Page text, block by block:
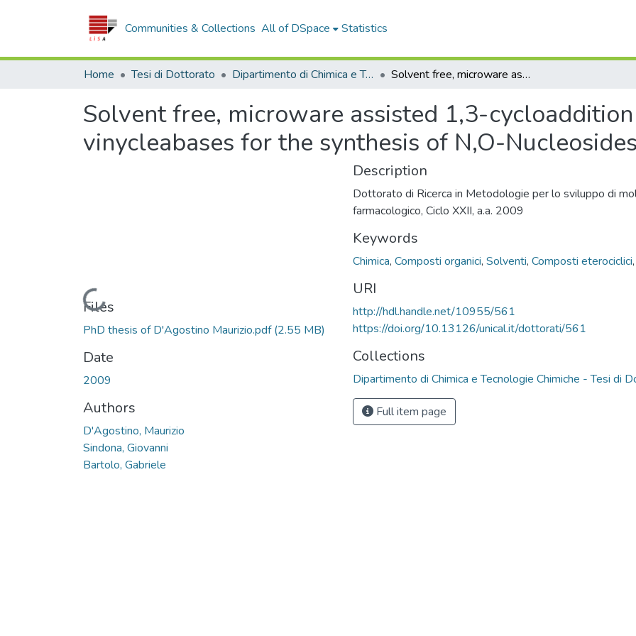
Communities & Collections All of DSpace Statistics
Home Tesi di Dottorato Dipartimento di Chimica e Tecnologie Chimiche - Tesi di Dottorato Solvent free, microware assisted 1,3-cycloaddition of nitrones with vinycleabases for the synthesis of N,O-Nucleosides
Solvent free, microware assisted 1,3-
vinycleabases for the synthesis of N,O-Nucleosides
Loading...
Files
PhD thesis of D'Agostino Maurizio.pdf(2.55 MB)
Date
2009
Authors
D'Agostino, Maurizio
Sindona, Giovanni
Bartolo, Gabriele
Description
Dottorato di Ricerca in Metodologie per lo sviluppo di
farmacologico, Ciclo XXII, a.a. 2009
Keywords
Chimica, Composti organici, Solventi, Composti eterociclici,
URI
http://hdl.handle.net/10955/561
https://doi.org/10.13126/unical.it/dottorati/561
Collections
Dipartimento di Chimica e Tecnologie Chimiche - Tesi di
Full item page